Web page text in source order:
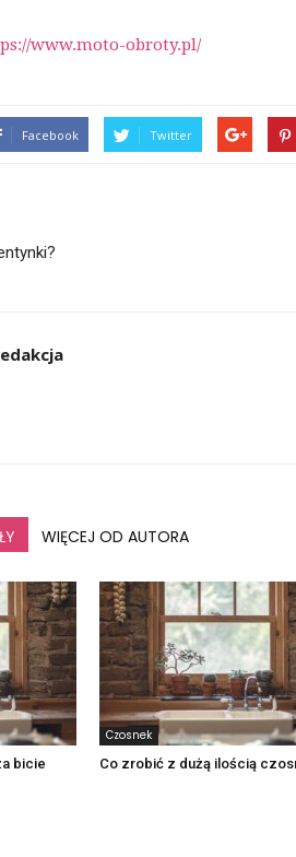
www.moto-obroty.pl/
Facebook Twitter
WIĘCEJ OD AUTORA
bicie
Czosnek
Co zrobić z dużą ilością